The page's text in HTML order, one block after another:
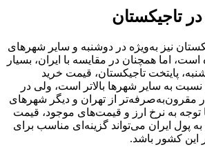
تاجیکستان
نیز به‌ویژه در دوشنبه و سایر شهرهای
اما همچنان در مقایسه با ایران، بسیار
پایتخت تاجیکستان، قیمت خرید
نسبت به سایر شهرها بالاتر است، ولی در
مقرون‌به‌صرفه‌تر از تهران و دیگر شهرهای
توجه به نرخ ارز و قیمت‌های موجود، قیمت
به پول ایران می‌تواند گزینه‌ای مناسب برای
کشور باشد.